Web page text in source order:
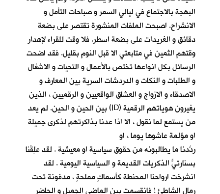
البهجة بالاجتماع في ليالي السمر و صباحات التأمل و
الانشراح. اصبحت الملفات المنشورة تقتصر على بضعة
دقائق و الغريدات على بضعة اسطر. فلا وقت للقراء لإهدار
وقتهم الثمين في متابعتي الا قبل النوم بقليل. فقد اضحت
الرسائل بكل انواعها تختص بالأعمال و التحيات و الاشغال
و الطلبات و النكات و الدردشات السرية بين المعارف و
الاصدقاء و الازواج و العشاق الواقعيين و الرقميين ، الذين
يغيرون هوياتهم الرقمية (ID) بين الحين و الحين. لم يعد
من يستمع لما نقول ، الا اذا عدنا بذاكرتهم لذكرى جميلة
او مؤلمة عاشوها يوما ، او
ردّدنا ما يطالبونه من حقوق سياسية او معيشية . لقد عَلِقَنا
بسنارتيًّ الذكريات القديمة و السياسية اليومية . لقد
انشرخت ارواحنا المحنطة كأسماكٍ مملحةٍ ، مدفونة تحت
رمال الشاطئ ! فانقسمت بين الماضي الجميل و الحاضر